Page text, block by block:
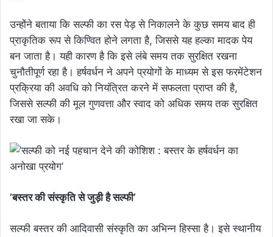
उन्होंने बताया कि सल्फी का रस पेड़ से निकालने के कुछ समय बाद ही
प्राकृतिक रूप से किण्वित होने लगता है, जिससे यह हल्का मादक पेय
बन जाता है। यही कारण है कि इसे लंबे समय तक सुरक्षित रखना
चुनौतीपूर्ण रहा है। हर्षवर्धन ने अपने प्रयोगों के माध्यम से इस फरमेंटेशन
प्रक्रिया की अवधि को नियंत्रित करने में सफलता प्राप्त की है,
जिससे सल्फी की मूल गुणवत्ता और स्वाद को अधिक समय तक सुरक्षित
रखा जा सके।
’बस्तर की संस्कृति से जुड़ी है सल्फी’
सल्फी बस्तर की आदिवासी संस्कृति का अभिन्न हिस्सा है। इसे स्थानीय